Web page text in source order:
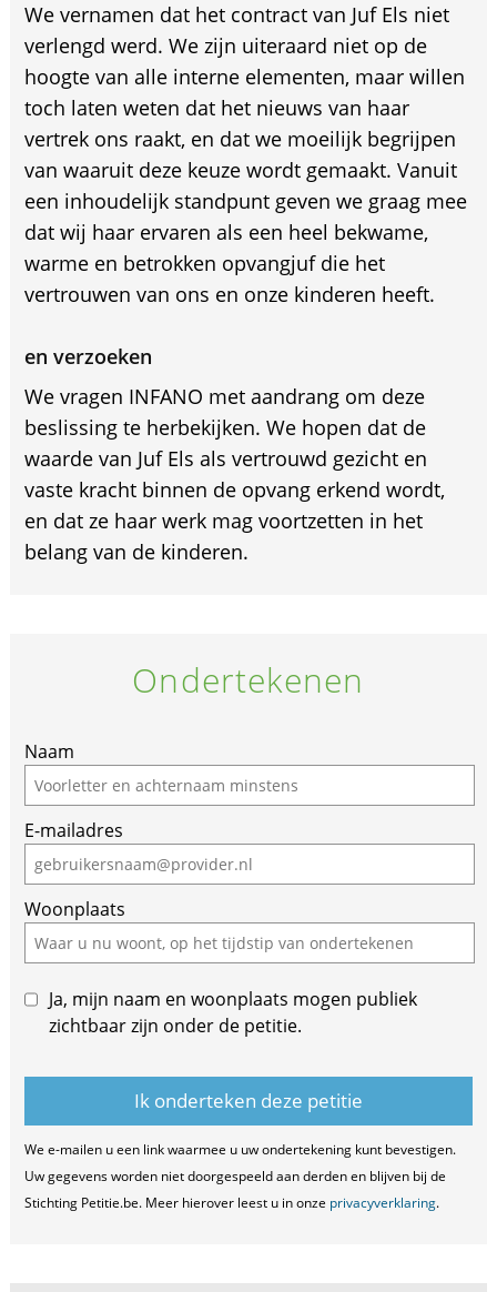
We vernamen dat het contract van Juf Els niet
verlengd werd. We zijn uiteraard niet op de
hoogte van alle interne elementen, maar willen
toch laten weten dat het nieuws van haar
vertrek ons raakt, en dat we moeilijk begrijpen
van waaruit deze keuze wordt gemaakt. Vanuit
een inhoudelijk standpunt geven we graag mee
dat wij haar ervaren als een heel bekwame,
warme en betrokken opvangjuf die het
vertrouwen van ons en onze kinderen heeft.
en verzoeken
We vragen INFANO met aandrang om deze
beslissing te herbekijken. We hopen dat de
waarde van Juf Els als vertrouwd gezicht en
vaste kracht binnen de opvang erkend wordt,
en dat ze haar werk mag voortzetten in het
belang van de kinderen.
Ondertekenen
Naam
E-mailadres
Woonplaats
Ja, mijn naam en woonplaats mogen publiek
zichtbaar zijn onder de petitie.
We e-mailen u een link waarmee u uw ondertekening kunt bevestigen.
Uw gegevens worden niet doorgespeeld aan derden en blijven bij de
Stichting Petitie.be. Meer hierover leest u in onze privacyverklaring.